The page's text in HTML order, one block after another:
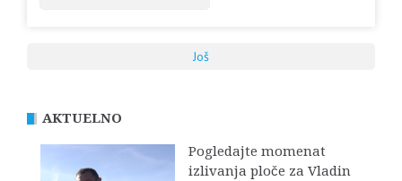
Još
AKTUELNO
Pogledajte momenat
izlivanja ploče za Vladin